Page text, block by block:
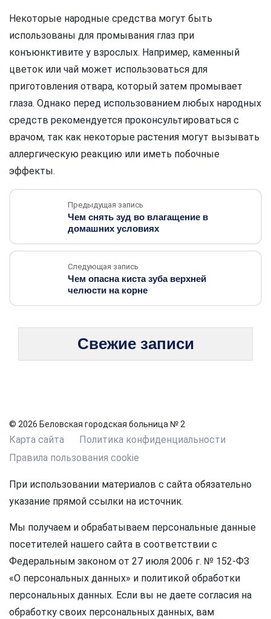
Некоторые народные средства могут быть
использованы для промывания глаз при
конъюнктивите у взрослых. Например, каменный
цветок или чай может использоваться для
приготовления отвара, который затем промывает
глаза. Однако перед использованием любых народных
средств рекомендуется проконсультироваться с
врачом, так как некоторые растения могут вызывать
аллергическую реакцию или иметь побочные
эффекты.
Предыдущая запись
Чем снять зуд во влагащение в
домашних условиях
Следующая запись
Чем опасна киста зуба верхней
челюсти на корне
Свежие записи
© 2026 Беловская городская больница № 2
Карта сайта
Политика конфиденциальности
Правила пользования cookie
При использовании материалов с сайта обязательно
указание прямой ссылки на источник.
Мы получаем и обрабатываем персональные данные
посетителей нашего сайта в соответствии с
Федеральным законом от 27 июля 2006 г. № 152-ФЗ
«О персональных данных» и политикой обработки
персональных данных. Если вы не даете согласия на
обработку своих персональных данных, вам